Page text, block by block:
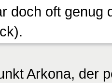
doch oft genug
Arkona, der